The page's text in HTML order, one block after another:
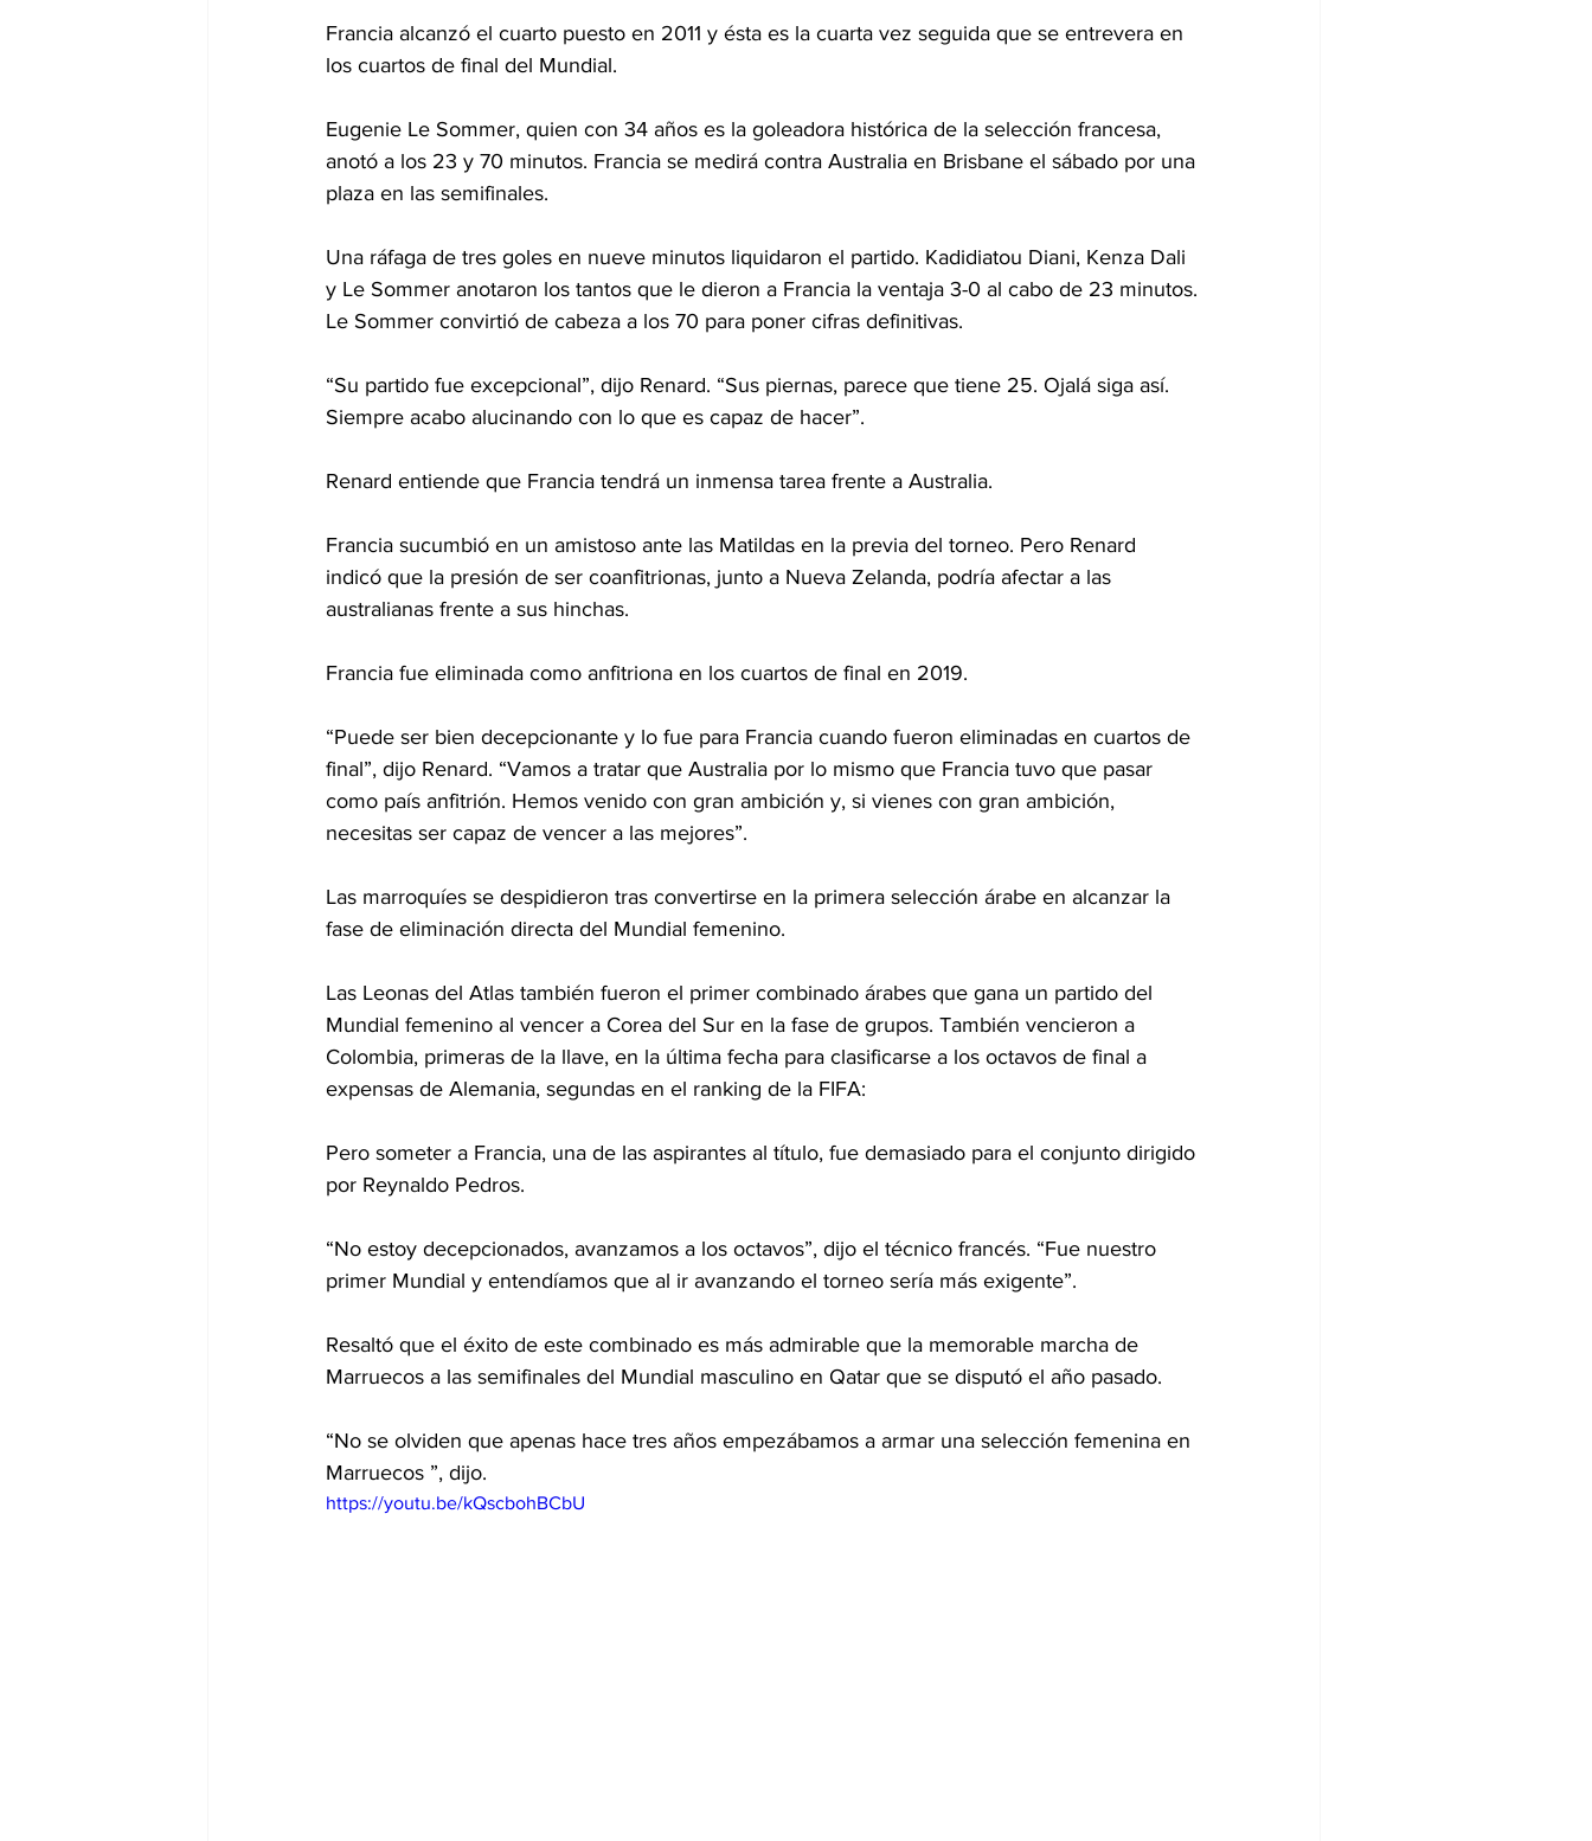
Francia alcanzó el cuarto puesto en 2011 y ésta es la cuarta vez seguida que se entrevera en
los cuartos de final del Mundial.
Eugenie Le Sommer, quien con 34 años es la goleadora histórica de la selección francesa,
anotó a los 23 y 70 minutos. Francia se medirá contra Australia en Brisbane el sábado por una
plaza en las semifinales.
Una ráfaga de tres goles en nueve minutos liquidaron el partido. Kadidiatou Diani, Kenza Dali
y Le Sommer anotaron los tantos que le dieron a Francia la ventaja 3-0 al cabo de 23 minutos.
Le Sommer convirtió de cabeza a los 70 para poner cifras definitivas.
“Su partido fue excepcional”, dijo Renard. “Sus piernas, parece que tiene 25. Ojalá siga así.
Siempre acabo alucinando con lo que es capaz de hacer”.
Renard entiende que Francia tendrá un inmensa tarea frente a Australia.
Francia sucumbió en un amistoso ante las Matildas en la previa del torneo. Pero Renard
indicó que la presión de ser coanfitrionas, junto a Nueva Zelanda, podría afectar a las
australianas frente a sus hinchas.
Francia fue eliminada como anfitriona en los cuartos de final en 2019.
“Puede ser bien decepcionante y lo fue para Francia cuando fueron eliminadas en cuartos de
final”, dijo Renard. “Vamos a tratar que Australia por lo mismo que Francia tuvo que pasar
como país anfitrión. Hemos venido con gran ambición y, si vienes con gran ambición,
necesitas ser capaz de vencer a las mejores”.
Las marroquíes se despidieron tras convertirse en la primera selección árabe en alcanzar la
fase de eliminación directa del Mundial femenino.
Las Leonas del Atlas también fueron el primer combinado árabes que gana un partido del
Mundial femenino al vencer a Corea del Sur en la fase de grupos. También vencieron a
Colombia, primeras de la llave, en la última fecha para clasificarse a los octavos de final a
expensas de Alemania, segundas en el ranking de la FIFA:
Pero someter a Francia, una de las aspirantes al título, fue demasiado para el conjunto dirigido
por Reynaldo Pedros.
“No estoy decepcionados, avanzamos a los octavos”, dijo el técnico francés. “Fue nuestro
primer Mundial y entendíamos que al ir avanzando el torneo sería más exigente”.
Resaltó que el éxito de este combinado es más admirable que la memorable marcha de
Marruecos a las semifinales del Mundial masculino en Qatar que se disputó el año pasado.
“No se olviden que apenas hace tres años empezábamos a armar una selección femenina en
Marruecos ”, dijo.
https://youtu.be/kQscbohBCbU